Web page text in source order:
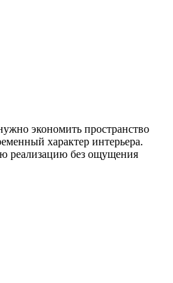
экономить пространство
характер интерьера.
реализацию без ощущения